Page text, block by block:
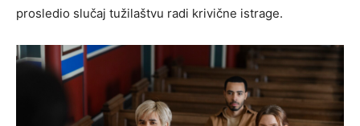
prosledio slučaj tužilaštvu radi krivične istrage.